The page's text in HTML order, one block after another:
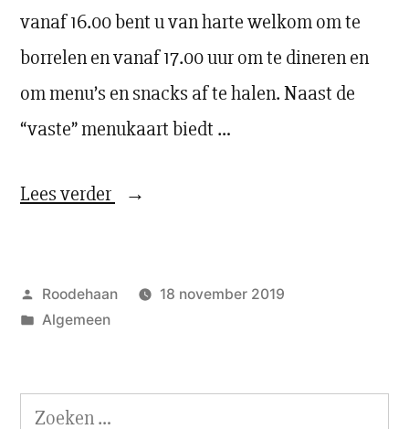
vanaf 16.00 bent u van harte welkom om te
borrelen en vanaf 17.00 uur om te dineren en
om menu’s en snacks af te halen. Naast de
“vaste” menukaart biedt …
Lees verder
“Welkom
eten,
Geplaatst
door
Roodehaan
18 november 2019
Geplaatst
Algemeen
Zoeken